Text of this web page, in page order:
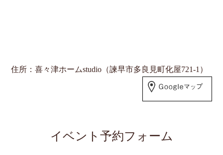
住所：喜々津ホームstudio（諫早市多良見町化屋721-1）
イベント予約フォーム